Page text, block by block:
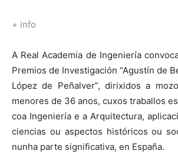
+ info
A Real Academia de Ingeniería
Premios de Investigación “Agustín de
López de Peñalver”, dirixidos a
menores de 36 anos, cuxos traballos
coa Ingeniería e a Arquitectura,
ciencias ou aspectos históricos ou
nunha parte significativa, en España.